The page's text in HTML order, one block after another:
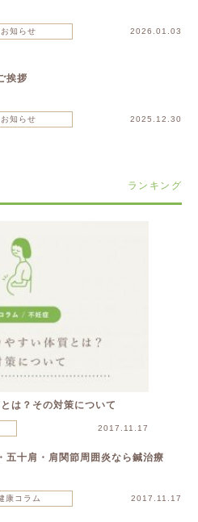
お知らせ 2026.01.03
挨拶
お知らせ 2025.12.30
ランキング
は？その対策について
2017.11.17
五十肩・肩関節周囲炎なら鍼治療
康コラム 2017.11.17